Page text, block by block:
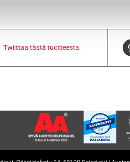
Twiittaa tästä tuotteesta